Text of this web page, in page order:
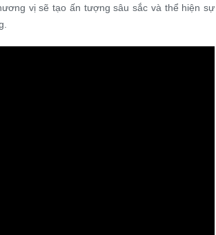
vị sẽ tạo ấn tượng sâu sắc và thể hiện sự